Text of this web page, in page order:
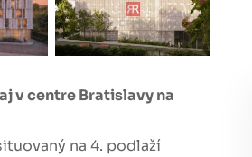
v centre Bratislavy na
na 4. podlaží